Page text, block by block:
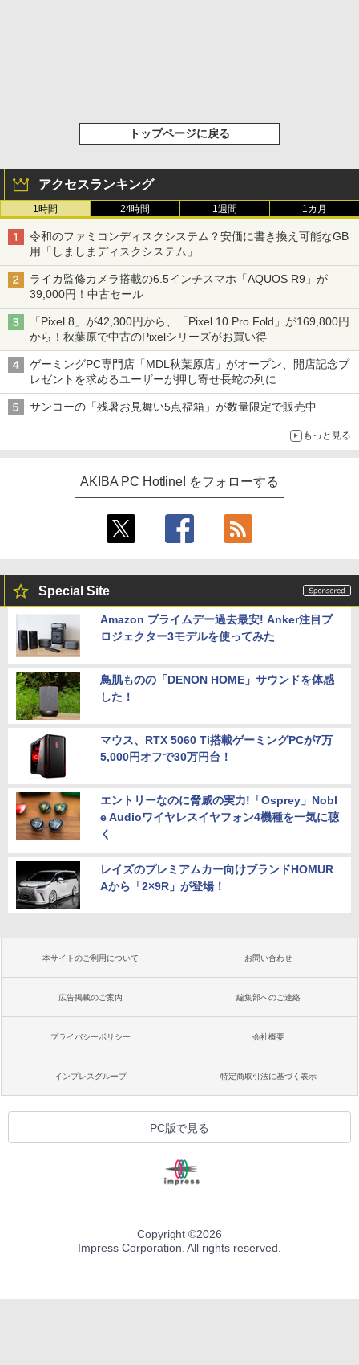
トップページに戻る
アクセスランキング
1時間 24時間 1週間 1カ月
令和のファミコンディスクシステム？安価に書き換え可能なGB
用「しましまディスクシステム」
ライカ監修カメラ搭載の6.5インチスマホ「AQUOS R9」が
39,000円！中古セール
「Pixel 8」が42,300円から、「Pixel 10 Pro Fold」が169,800円
から！秋葉原で中古のPixelシリーズがお買い得
ゲーミングPC専門店「MDL秋葉原店」がオープン、開店記念プ
レゼントを求めるユーザーが押し寄せ長蛇の列に
サンコーの「残暑お見舞い5点福箱」が数量限定で販売中
もっと見る
AKIBA PC Hotline! をフォローする
Special Site
Amazon プライムデー過去最安! Anker注目プ
ロジェクター3モデルを使ってみた
鳥肌ものの「DENON HOME」サウンドを体感
した！
マウス、RTX 5060 Ti搭載ゲーミングPCが7万
5,000円オフで30万円台！
エントリーなのに脅威の実力!「Osprey」Nobl
e Audioワイヤレスイヤフォン4機種を一気に聴
く
レイズのプレミアムカー向けブランドHOMUR
Aから「2×9R」が登場！
本サイトのご利用について お問い合わせ
広告掲載のご案内 編集部へのご連絡
プライバシーポリシー 会社概要
インプレスグループ 特定商取引法に基づく表示
PC版で見る
Copyright ©2026
Impress Corporation. All rights reserved.